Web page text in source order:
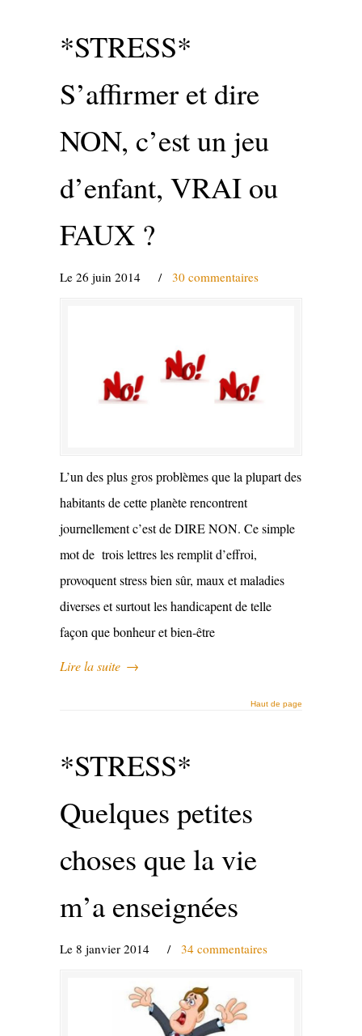
*STRESS*
S’affirmer et dire
NON, c’est un jeu
d’enfant, VRAI ou
FAUX ?
Le 26 juin 2014 / 30 commentaires
L’un des plus gros problèmes que la plupart des
habitants de cette planète rencontrent
journellement c’est de DIRE NON. Ce simple
mot de trois lettres les remplit d’effroi,
provoquent stress bien sûr, maux et maladies
diverses et surtout les handicapent de telle
façon que bonheur et bien-être
Lire la suite →
Haut de page
*STRESS*
Quelques petites
choses que la vie
m’a enseignées
Le 8 janvier 2014 / 34 commentaires